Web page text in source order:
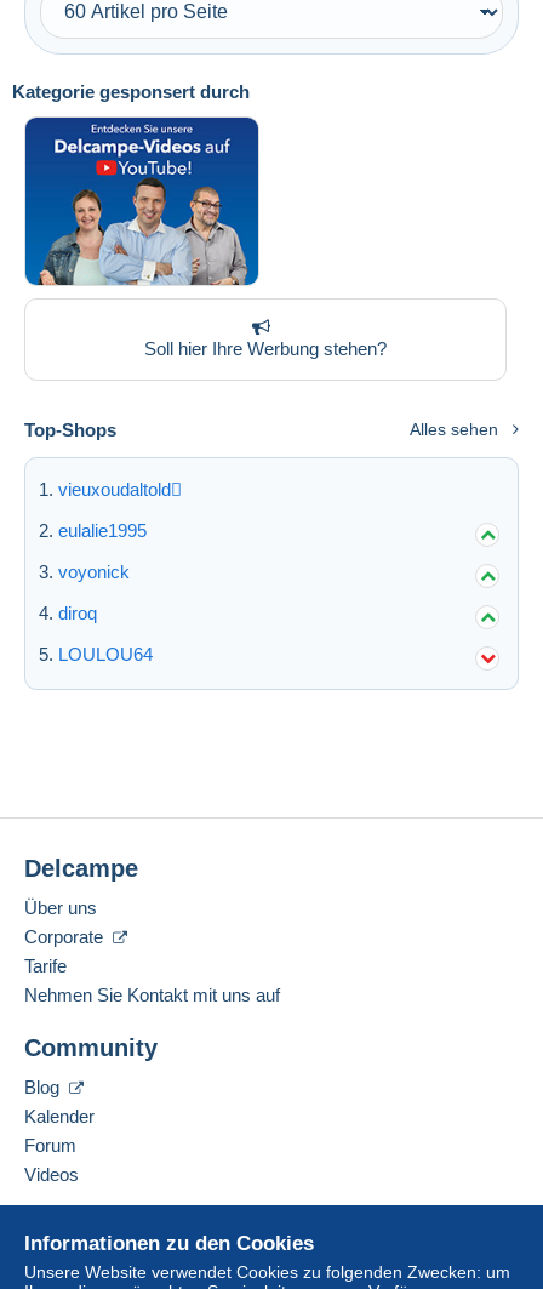
Kategorie gesponsert durch
Soll hier Ihre Werbung stehen?
Top-Shops Alles sehen
vieuxoudaltold
eulalie1995
voyonick
diroq
LOULOU64
Informationen zu den Cookies
Unsere Website verwendet Cookies zu folgenden Zwecken: um
Delcampe
Über uns
Corporate
Tarife
Nehmen Sie Kontakt mit uns auf
Community
Blog
Kalender
Forum
Videos
Online-Hilfe